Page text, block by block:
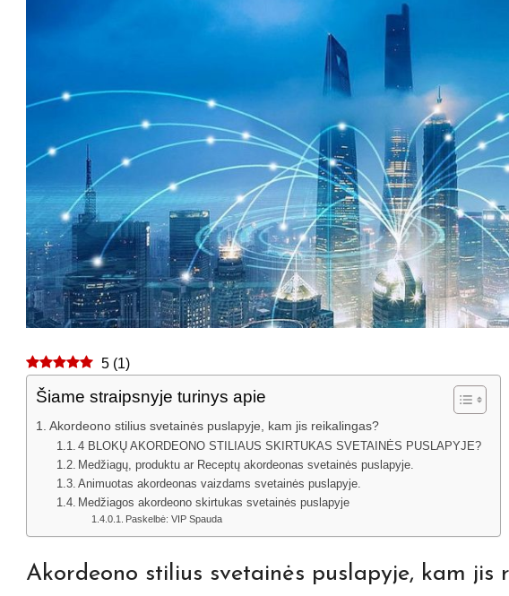
5 (1)
Šiame straipsnyje turinys apie
Akordeono stilius svetainės puslapyje, kam jis reikalingas?
4 BLOKŲ AKORDEONO STILIAUS SKIRTUKAS SVETAINĖS PUSLAPYJE?
Medžiagų, produktu ar Receptų akordeonas svetainės puslapyje.
Animuotas akordeonas vaizdams svetainės puslapyje.
Medžiagos akordeono skirtukas svetainės puslapyje
Paskelbė: VIP Spauda
Akordeono stilius svetainės puslapyje, kam jis